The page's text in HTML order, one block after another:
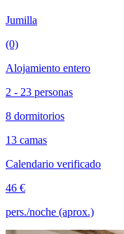
Jumilla
(0)
Alojamiento entero
2 - 23 personas
8 dormitorios
13 camas
Calendario verificado
46 €
pers./noche (aprox.)